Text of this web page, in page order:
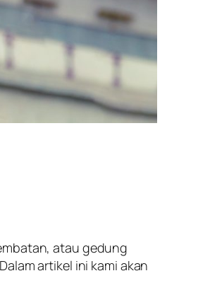
atau gedung
artikel ini kami akan